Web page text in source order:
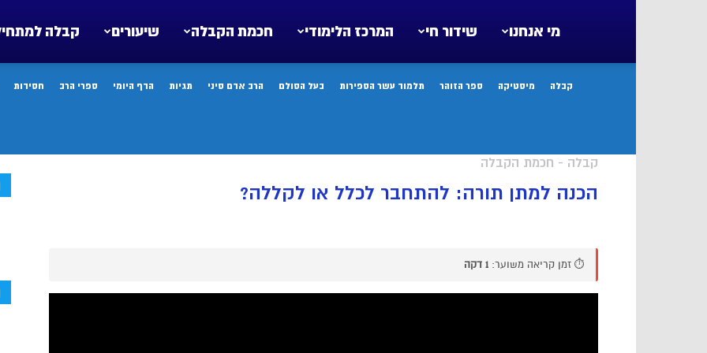
קבלה שיעורים חכמת הקבלה המרכז הלימודי שידור חי מי אנחנו
קבלה מיסטיקה ספר הזוהר תלמוד עשר הספירות בעל הסולם הרב אדם סיני תגיות הדף היומי ספרי הרב חסידות
קבלה - חכמת הקבלה
הכנה למתן תורה: להתחבר לכלל או לקללה?
⏱️ זמן קריאה משוער: 1 דקה